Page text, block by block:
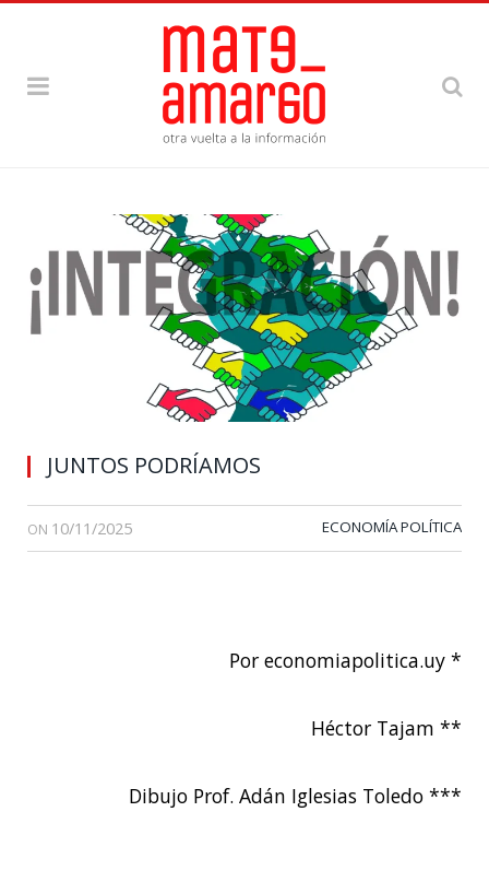
JUNTOS PODRÍAMOS
ON 10/11/2025 ECONOMÍA POLÍTICA
Por economiapolitica.uy *
Héctor Tajam **
Dibujo Prof. Adán Iglesias Toledo ***